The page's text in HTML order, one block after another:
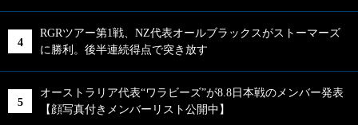
RGRツアー第1戦、NZ代表オールブラックスがストーマーズ
に勝利。後半連続得点で突き放す
オーストラリア代表“ワラビーズ”が8.8日本戦のメンバー発表
【顔写真付きメンバーリスト公開中】